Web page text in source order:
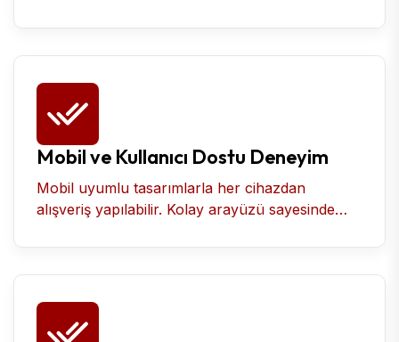
Mobil ve Kullanıcı Dostu Deneyim
Mobil uyumlu tasarımlarla her cihazdan
alışveriş yapılabilir. Kolay arayüzü sayesinde